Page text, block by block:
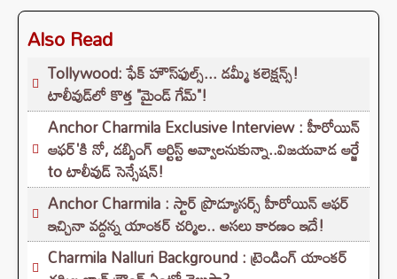
Also Read
Tollywood: ఫేక్ హౌస్‌ఫుల్స్... డమ్మీ కలెక్షన్స్!
టాలీవుడ్‌లో కొత్త "మైండ్ గేమ్"!
Anchor Charmila Exclusive Interview : హీరోయిన్
ఆఫర్'కి నో, డబ్బింగ్ ఆర్టిస్ట్ అవ్వాలనుకున్నా..విజయవాడ ఆర్జే
to టాలీవుడ్ సెన్సేషన్!
Anchor Charmila : స్టార్ ప్రొడ్యూసర్స్ హీరోయిన్ ఆఫర్
ఇచ్చినా వద్దన్న యాంకర్ చర్మిల.. అసలు కారణం ఇదే!
Charmila Nalluri Background : ట్రెండింగ్ యాంకర్